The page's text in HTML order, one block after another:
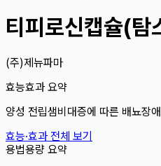
티피로신캡슐(탐
(주)제뉴파마
효능효과 요약
양성 전립샘비대증에 따른 배뇨장애
효능·효과 전체 보기
용법용량 요약